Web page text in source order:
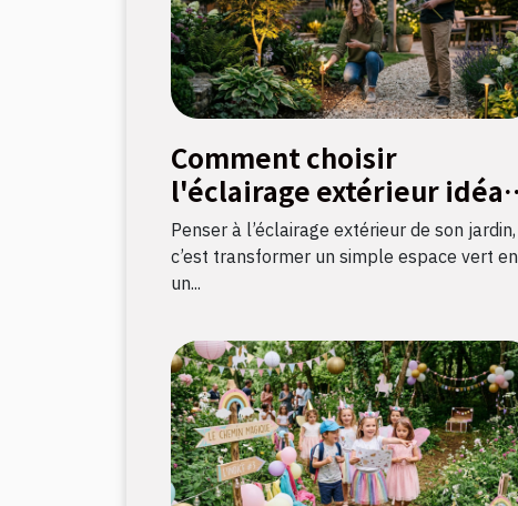
Comment choisir
l'éclairage extérieur idéal
pour votre jardin ?
Penser à l’éclairage extérieur de son jardin,
c’est transformer un simple espace vert en
un...